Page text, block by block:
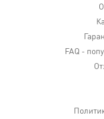
FAQ -